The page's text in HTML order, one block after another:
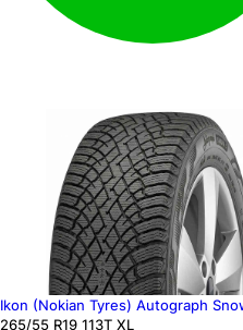
Ikon (Nokian Tyres) Autograph
265/55 R19 113T XL